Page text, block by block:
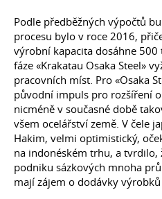
Podle předběžných výpočtů
procesu bylo v roce 2016,
výrobní kapacita dosáhne 500
fáze «Krakatau Osaka Steel»
pracovních míst. Pro «Osaka
původní impuls pro rozšíření
nicméně v současné době
všem ocelářství země. V čele
Hakim, velmi optimistický,
na indonéském trhu, a tvrdilo,
podniku sázkových mnoha
mají zájem o dodávky výrobků